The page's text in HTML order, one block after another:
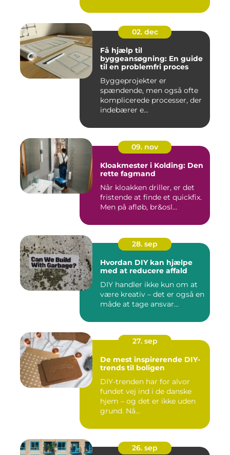
02. dec
Få hjælp til
byggeansøgning: En guide
til en problemfri proces
Byggeprojekter er
spændende, men også ofte
komplicerede processer, der
indebærer e...
09. nov
Kloakmester i Kolding: Den
rette fagmand
Når kloakken driller, er det
fristende at finde et quickfix.
Men på afløb, br&osl...
28. sep
Hvordan DIY kan hjælpe
med at reducere affald
DIY handler ikke kun om at
være kreativ – det er også en
måde at tage ansvar...
27. sep
De mest inspirerende DIY-
trends til boligen
DIY-trenden har for alvor
fundet vej ind i de danske
hjem – og det er ikke uden
grund. Nå...
26. sep